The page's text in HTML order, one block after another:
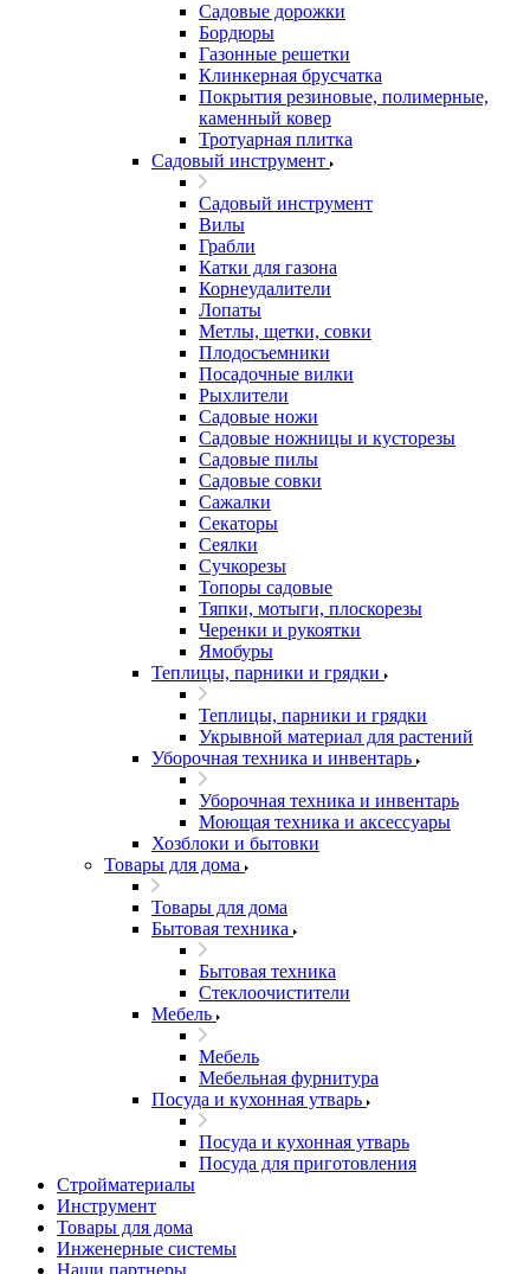
Садовые дорожки
Бордюры
Газонные решетки
Клинкерная брусчатка
Покрытия резиновые, полимерные,
каменный ковер
Тротуарная плитка
Садовый инструмент
Садовый инструмент
Вилы
Грабли
Катки для газона
Корнеудалители
Лопаты
Метлы, щетки, совки
Плодосъемники
Посадочные вилки
Рыхлители
Садовые ножи
Садовые ножницы и кусторезы
Садовые пилы
Садовые совки
Сажалки
Секаторы
Сеялки
Сучкорезы
Топоры садовые
Тяпки, мотыги, плоскорезы
Черенки и рукоятки
Ямобуры
Теплицы, парники и грядки
Теплицы, парники и грядки
Укрывной материал для растений
Уборочная техника и инвентарь
Уборочная техника и инвентарь
Моющая техника и аксессуары
Хозблоки и бытовки
Товары для дома
Товары для дома
Бытовая техника
Бытовая техника
Стеклоочистители
Мебель
Мебель
Мебельная фурнитура
Посуда и кухонная утварь
Посуда и кухонная утварь
Посуда для приготовления
Стройматериалы
Инструмент
Товары для дома
Инженерные системы
Наши партнеры